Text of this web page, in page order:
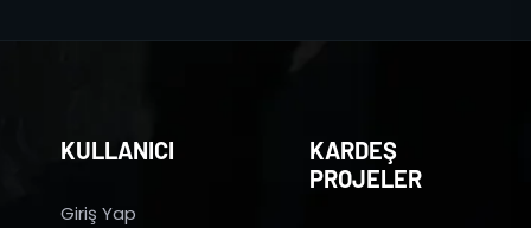
KULLANICI
Giriş Yap
KARDEŞ
PROJELER